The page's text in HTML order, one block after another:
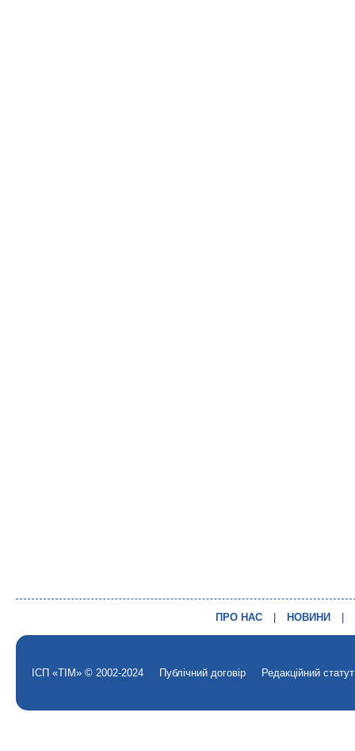
ПРО НАС НОВИНИ
ІСП «ТІМ» © 2002-2024 Публічний договір Редакційний статут